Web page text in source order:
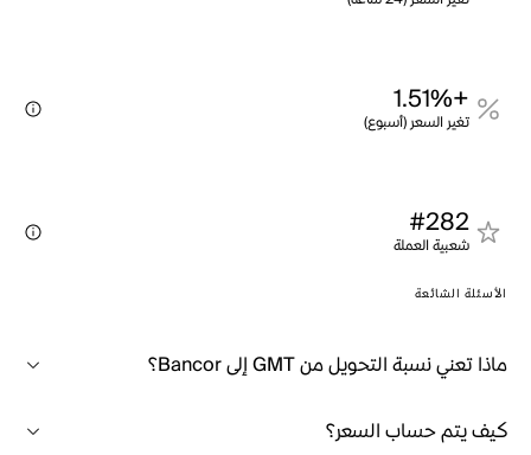
+1.51%
تغير السعر (أسبوع)
#282
شعبية العملة
الأسئلة الشائعة
ماذا تعني نسبة التحويل من GMT إلى Bancor؟
كيف يتم حساب السعر؟